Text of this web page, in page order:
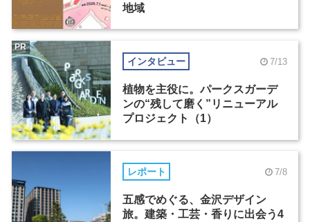
地域
インタビュー 7/13
植物を主役に。パークスガーデ
ンの“残して磨く”リニューアル
プロジェクト（1）
PR
レポート 7/8
五感でめぐる、金沢デザイン
旅。建築・工芸・香りに出会う4